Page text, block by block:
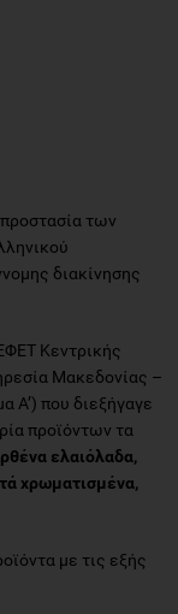
των
διακίνησης
Κεντρικής
Μακεδονίας –
Α’) που διεξήγαγε
προϊόντων τα
ελαιόλαδα,
χρωματισμένα,
με τις εξής